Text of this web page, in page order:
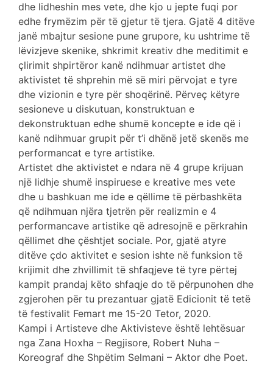
dhe lidheshin mes vete, dhe kjo u jepte fuqi por
edhe frymëzim për të gjetur të tjera. Gjatë 4 ditëve
janë mbajtur sesione pune grupore, ku ushtrime të
lëvizjeve skenike, shkrimit kreativ dhe meditimit e
çlirimit shpirtëror kanë ndihmuar artistet dhe
aktivistet të shprehin më së miri përvojat e tyre
dhe vizionin e tyre për shoqërinë. Përveç këtyre
sesioneve u diskutuan, konstruktuan e
dekonstruktuan edhe shumë koncepte e ide që i
kanë ndihmuar grupit për t’i dhënë jetë skenës me
performancat e tyre artistike.
Artistet dhe aktivistet e ndara në 4 grupe krijuan
një lidhje shumë inspiruese e kreative mes vete
dhe u bashkuan me ide e qëllime të përbashkëta
që ndihmuan njëra tjetrën për realizmin e 4
performancave artistike që adresojnë e përkrahin
qëllimet dhe çështjet sociale. Por, gjatë atyre
ditëve çdo aktivitet e sesion ishte në funksion të
krijimit dhe zhvillimit të shfaqjeve të tyre përtej
kampit prandaj këto shfaqje do të përpunohen dhe
zgjerohen për tu prezantuar gjatë Edicionit të tetë
të festivalit Femart me 15-20 Tetor, 2020.
Kampi i Artisteve dhe Aktivisteve është lehtësuar
nga Zana Hoxha – Regjisore, Robert Nuha –
Koreograf dhe Shpëtim Selmani – Aktor dhe Poet.